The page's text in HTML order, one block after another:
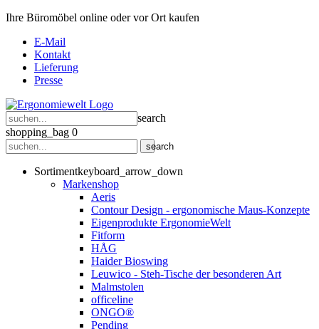
Ihre Büromöbel online oder vor Ort kaufen
E-Mail
Kontakt
Lieferung
Presse
search
shopping_bag 0
search
Sortimentkeyboard_arrow_down
Markenshop
Aeris
Contour Design - ergonomische Maus-Konzepte
Eigenprodukte ErgonomieWelt
Fitform
HÅG
Haider Bioswing
Leuwico - Steh-Tische der besonderen Art
Malmstolen
officeline
ONGO®
Pending